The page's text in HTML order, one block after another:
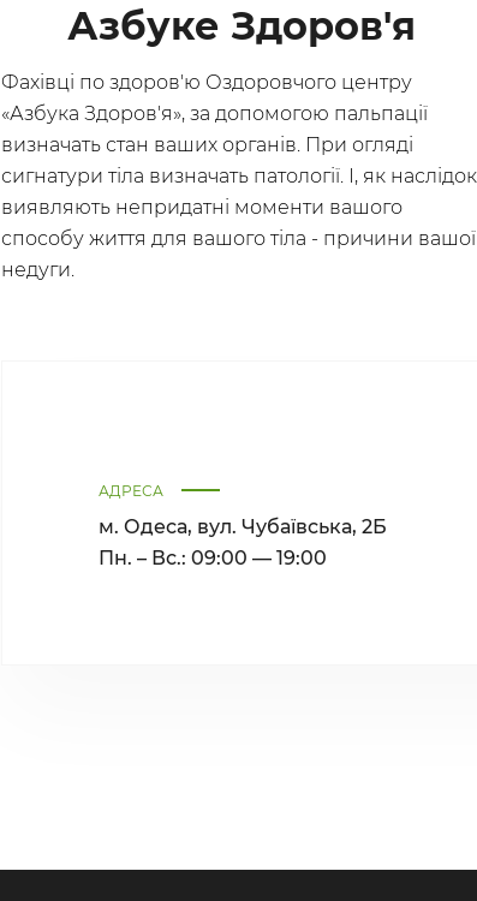
Азбуке Здоров'я
Фахівці по здоров'ю Оздоровчого центру
«Азбука Здоров'я», за допомогою пальпації
визначать стан ваших органів. При огляді
сигнатури тіла визначать патології. І, як
виявляють непридатні моменти вашого
способу життя для вашого тіла - причини вашої
недуги.
АДРЕСА
м. Одеса, вул. Чубаївська, 2Б
Пн. – Вс.: 09:00 — 19:00